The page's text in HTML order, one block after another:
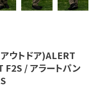
ウトドア)ALERT
/ アラートパン